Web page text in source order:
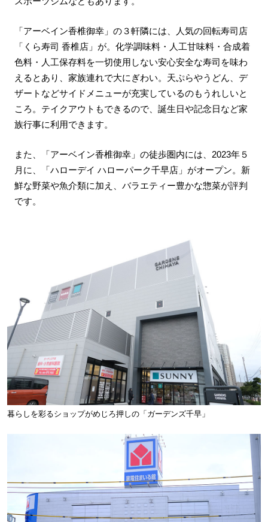
「アーベイン香椎御幸」の３軒隣には、人気の回転寿司店
「くら寿司 香椎店」が。化学調味料・人工甘味料・合成着
色料・人工保存料を一切使用しない安心安全な寿司を味わ
えるとあり、家族連れで大にぎわい。天ぷらやうどん、デ
ザートなどサイドメニューが充実しているのもうれしいと
ころ。テイクアウトもできるので、誕生日や記念日など家
族行事に利用できます。
また、「アーベイン香椎御幸」の徒歩圏内には、2023年５
月に、「ハローデイ ハローパーク千早店」がオープン。新
鮮な野菜や魚介類に加え、バラエティー豊かな惣菜が評判
です。
暮らしを彩るショップがめじろ押しの「ガーデンズ千早」